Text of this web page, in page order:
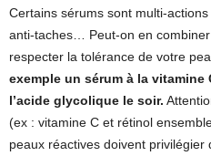
Certains sérums sont multi-
anti-taches… Peut-on en
respecter la tolérance de votre
exemple un sérum à la vitamine
l’acide glycolique le soir.
(ex : vitamine C et rétinol
peaux réactives doivent